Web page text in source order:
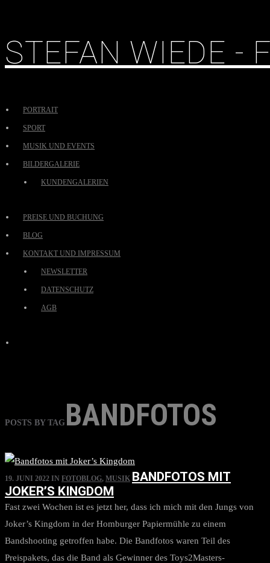
STEFAN WIEDE -
PORTRAIT
SPORT
MUSIK UND EVENTS
BILDERGALERIE
KUNDENGALERIEN
PREISE UND BUCHUNG
BLOG
KONTAKT UND IMPRESSUM
NEWSLETTER
DATENSCHUTZ
AGB
POSTS BY TAG BANDFOTOS
19. JUNI 2022 IN FOTOBLOG, MUSIK BANDFOTOS MIT
JOKER’S KINGDOM
Fast zwei Wochen ist es jetzt her, dass ich mich mit den Jungs von
Joker’s Kingdom in der Homburger Papiermühle zu einem
Bandshooting getroffen habe. Die Bandfotos waren Teil des
Preispakets, das die Band als Gewinner des Toys2Masters-